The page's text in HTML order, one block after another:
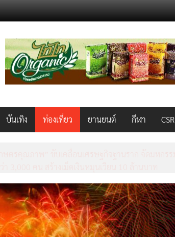
บันเทิง ท่องเที่ยว ยานยนต์ กีฬา CSR